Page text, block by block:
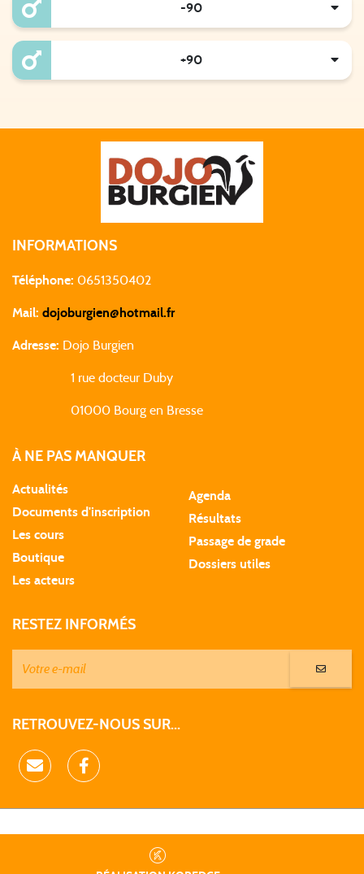
-90
+90
INFORMATIONS
Téléphone: 0651350402
Mail: dojoburgien@hotmail.fr
Adresse: Dojo Burgien
1 rue docteur Duby
01000 Bourg en Bresse
À NE PAS MANQUER
Actualités
Documents d'inscription
Les cours
Boutique
Les acteurs
Agenda
Résultats
Passage de grade
Dossiers utiles
RESTEZ INFORMÉS
RETROUVEZ-NOUS SUR...